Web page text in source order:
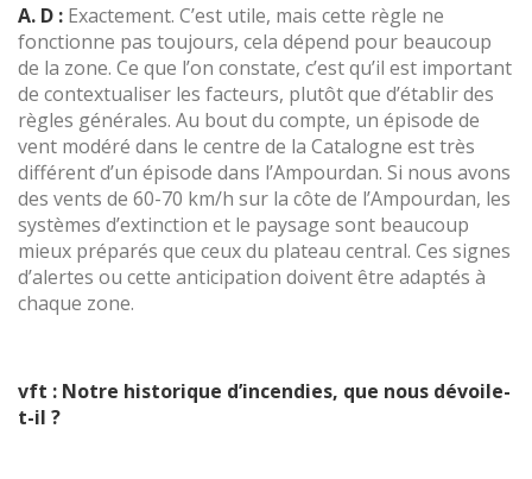
A. D : Exactement. C’est utile, mais cette règle ne
fonctionne pas toujours, cela dépend pour beaucoup
de la zone. Ce que l’on constate, c’est qu’il est important
de contextualiser les facteurs, plutôt que d’établir des
règles générales. Au bout du compte, un épisode de
vent modéré dans le centre de la Catalogne est très
différent d’un épisode dans l’Ampourdan. Si nous avons
des vents de 60-70 km/h sur la côte de l’Ampourdan, les
systèmes d’extinction et le paysage sont beaucoup
mieux préparés que ceux du plateau central. Ces signes
d’alertes ou cette anticipation doivent être adaptés à
chaque zone.
vft : Notre historique d’incendies, que nous dévoile-
t-il ?